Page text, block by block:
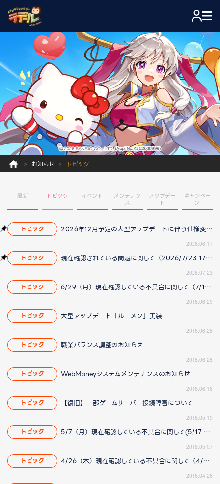
お知らせ トピック
最新 トピック イベント
メンテナン
ス
アップデー
ト
キャンペー
ン
トピック 2026年12月予定の大型アップデートに伴う仕様変更のお知らせ
2026.06.17
トピック 現在確認されている問題に関して（2026/7/23 17:00更新）
2026.07.23
トピック 6/29（月）現在確認している不具合に関して（7/12 14:00更新）
2018.06.29
トピック 大型アップデート「ルーメン」実装
2018.06.28
トピック 職業バランス調整のお知らせ
2018.06.28
トピック WebMoneyシステムメンテナンスのお知らせ
2018.06.18
トピック 【復旧】一部ゲームサーバー接続障害について
2018.05.19
トピック 5/7（月）現在確認している不具合に関して(5/17 14:00 更新)
2018.05.07
トピック 4/26（木）現在確認している不具合に関して（4/27 19:25更新）
2018.04.26